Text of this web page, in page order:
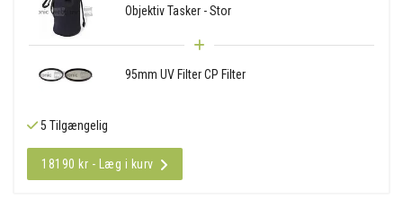
Objektiv Tasker - Stor
95mm UV Filter CP Filter
5 Tilgængelig
18190 kr - Læg i kurv